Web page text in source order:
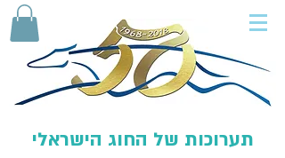
תערוכות של החוג הישראלי